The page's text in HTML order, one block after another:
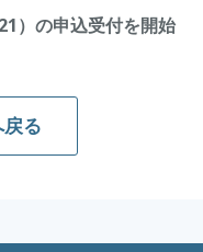
）の申込受付を開始
る